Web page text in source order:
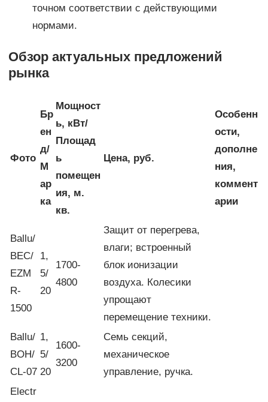
точном соответствии с действующими
нормами.
Обзор актуальных предложений
рынка
Фото
Бр
ен
д/
М
ар
ка
Мощност
ь, кВт/
Площад
ь
помещен
ия, м.
кв.
Цена, руб.
Особенн
ости,
дополне
ния,
коммент
арии
Ballu/
BEC/
EZM
R-
1500
1,
5/
20
1700-
4800
Защит от перегрева,
влаги; встроенный
блок ионизации
воздуха. Колесики
упрощают
перемещение техники.
Ballu/
BOH/
CL-07
1,
5/
20
1600-
3200
Семь секций,
механическое
управление, ручка.
Electr